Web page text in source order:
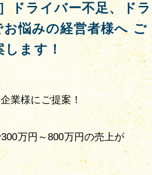
ドライバー不足、ドラ
悩みの経営者様へ ご
します！
業様にご提案！
万円～800万円の売上が